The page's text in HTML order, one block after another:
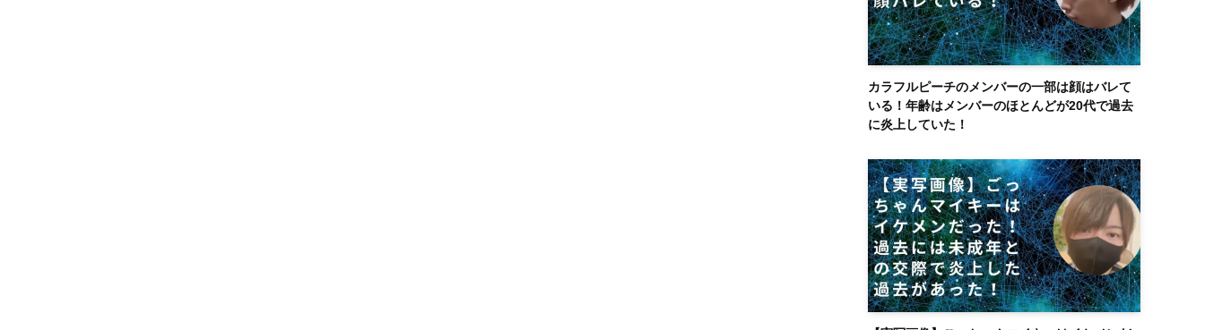
カラフルピーチのメンバーの一部は顔はバレて
いる！年齢はメンバーのほとんどが20代で過去
に炎上していた！